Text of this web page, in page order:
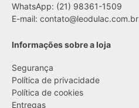
WhatsApp: (21) 98361-1509
E-mail: contato@leodulac.com.br
Informações sobre a loja
Segurança
Política de privacidade
Política de cookies
Entregas